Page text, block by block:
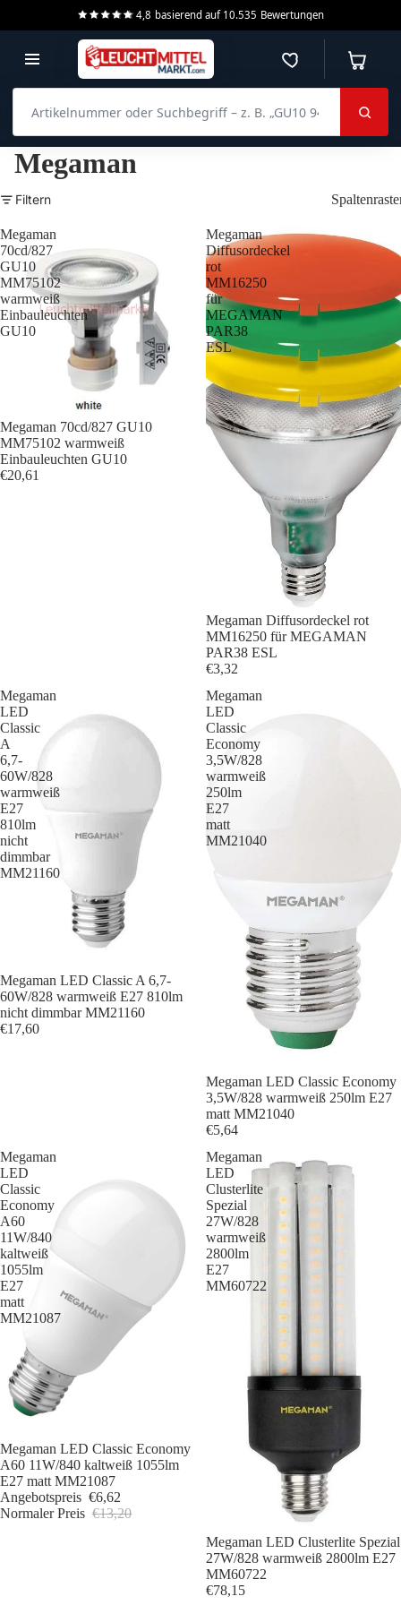
4,8 basierend auf 10.535 Bewertungen
Merkzettel
Megaman
Filtern
Megaman
70cd/827
GU10
MM75102
warmweiß
Einbauleuchten
GU10
Megaman 70cd/827 GU10
MM75102 warmweiß
Einbauleuchten GU10
€20,61
Megaman
Diffusordeckel
rot
MM16250
für
MEGAMAN
PAR38
ESL
Megaman Diffusordeckel rot
MM16250 für MEGAMAN
PAR38 ESL
€3,32
Megaman
LED
Classic
A
6,7-
60W/828
warmweiß
E27
810lm
nicht
dimmbar
MM21160
Megaman LED Classic A 6,7-
60W/828 warmweiß E27 810lm
nicht dimmbar MM21160
€17,60
Megaman
LED
Classic
Economy
3,5W/828
warmweiß
250lm
E27
matt
MM21040
Megaman LED Classic Economy
3,5W/828 warmweiß 250lm E27
matt MM21040
€5,64
Megaman
LED
Classic
Economy
A60
11W/840
kaltweiß
1055lm
E27
matt
MM21087
Sale
Megaman LED Classic Economy
A60 11W/840 kaltweiß 1055lm
E27 matt MM21087
Angebotspreis €6,62
Normaler Preis €13,20
Megaman
LED
Clusterlite
Spezial
27W/828
warmweiß
2800lm
E27
MM60722
Megaman LED Clusterlite Spezial
27W/828 warmweiß 2800lm E27
MM60722
€78,15